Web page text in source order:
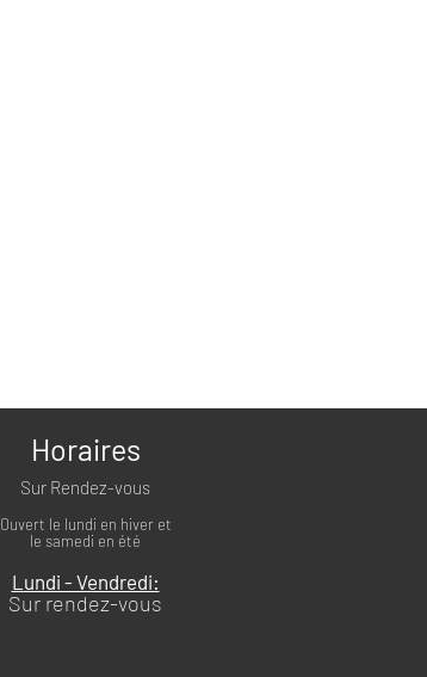
Horaires
Sur Rendez-vous
Ouvert le lundi en hiver et
le samedi en été
Lundi - Vendredi:
Sur rendez-vous